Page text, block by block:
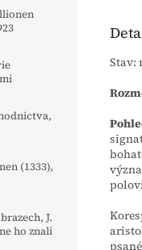
(1333),
J.
ho znali
Stav: